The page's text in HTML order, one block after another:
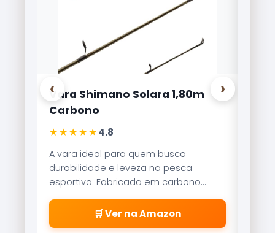
‹
Vara Shimano Solara 1,80m
Carbono
★★★★★4.8
A vara ideal para quem busca
durabilidade e leveza na pesca
esportiva. Fabricada em carbono
aeroglass, oferece sensibilidade
incrível para fisgadas precisas.
🛒 Ver na Amazon
›